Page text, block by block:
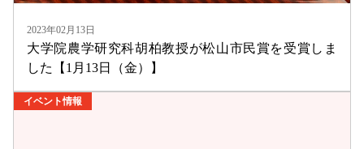
2023年02月13日
大学院農学研究科胡柏教授が松山市民賞を受賞しま
した【1月13日（金）】
イベント情報